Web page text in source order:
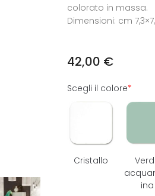
colorato in massa.
Dimensioni: cm
42,00 €
Scegli il colore*
Cristallo
ina